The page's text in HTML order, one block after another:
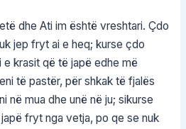
dhe Ati im është vreshtari. Çdo
jep fryt ai e heq; kurse çdo
krasit që të japë edhe më
të pastër, për shkak të fjalës
në mua dhe unë në ju; sikurse
fryt nga vetja, po qe se nuk